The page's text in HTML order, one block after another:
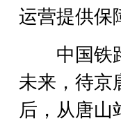
运营提供保
中国铁路
未来，待京
后，从唐山